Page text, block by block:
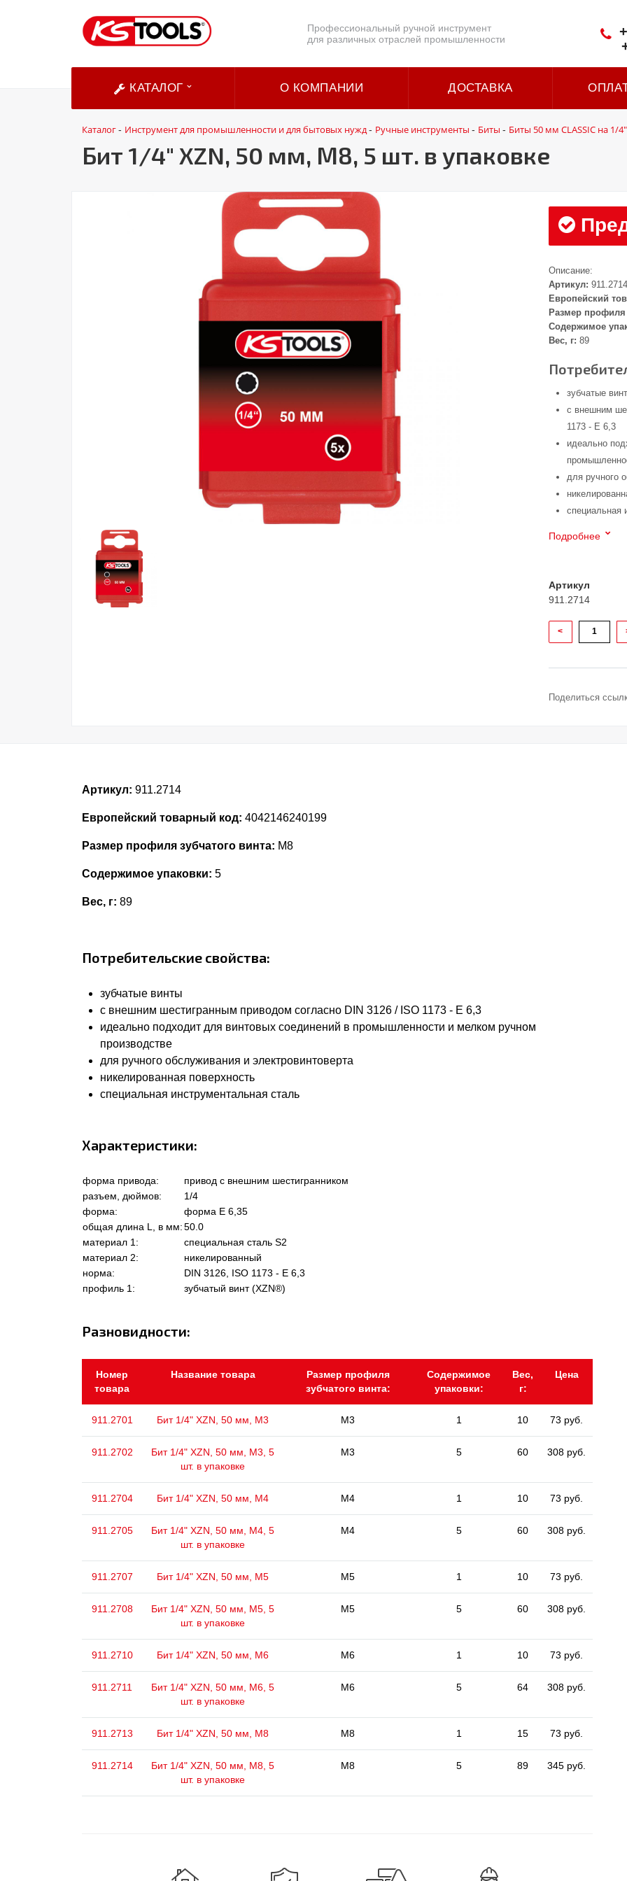
Профессиональный ручной инструмент
для различных отраслей промышленности
КАТАЛОГ О КОМПАНИИ ДОСТАВКА
Каталог- Инструмент для промышленности и для бытовых нужд- Ручные инструменты - Биты - Биты 50 мм CLASSIC на 1/4"
Бит 1/4" XZN, 50 мм, М8, 5 шт. в упаковке
Описание:
Артикул: 911.2714
Европейский
Размер профиля
Содержимое
Вес, г: 89
зубчатые
с внешним
1173 - E 6,3
идеально
для ручного
специальная
Подробнее
Артикул
911.2714
<
Поделиться
Артикул: 911.2714
Европейский товарный код: 4042146240199
Размер профиля зубчатого винта: M8
Содержимое упаковки: 5
Вес, г: 89
Потребительские свойства:
зубчатые винты
с внешним шестигранным приводом согласно DIN 3126 / ISO 1173 - E 6,3
идеально подходит для винтовых соединений в промышленности и мелком ручном
производстве
для ручного обслуживания и электровинтоверта
никелированная поверхность
специальная инструментальная сталь
Характеристики:
форма привода:
привод с внешним шестигранником
разъем, дюймов:
1/4
форма:
форма Е 6,35
общая длина L, в мм:50.0
материал 1:
специальная сталь S2
материал 2:
никелированный
норма:
DIN 3126, ISO 1173 - E 6,3
профиль 1:
зубчатый винт (XZN®)
Разновидности:
Номер
товара
Название товара
Размер профиля
зубчатого винта:
Содержимое
упаковки:
Вес,
г:
Цена
911.2701 Бит 1/4" XZN, 50 мм, М3 M3 1 10 73 руб.
911.2702
Бит 1/4" XZN, 50 мм, М3, 5
шт. в упаковке
M3 5 60 308 руб.
911.2704 Бит 1/4" XZN, 50 мм, М4 M4 1 10 73 руб.
911.2705
Бит 1/4" XZN, 50 мм, М4, 5
шт. в упаковке
M4 5 60 308 руб.
911.2707 Бит 1/4" XZN, 50 мм, М5 M5 1 10 73 руб.
911.2708
Бит 1/4" XZN, 50 мм, М5, 5
шт. в упаковке
M5 5 60 308 руб.
911.2710 Бит 1/4" XZN, 50 мм, М6 M6 1 10 73 руб.
911.2711
Бит 1/4" XZN, 50 мм, М6, 5
шт. в упаковке
M6 5 64 308 руб.
911.2713 Бит 1/4" XZN, 50 мм, М8 M8 1 15 73 руб.
911.2714
Бит 1/4" XZN, 50 мм, М8, 5
шт. в упаковке
M8 5 89 345 руб.